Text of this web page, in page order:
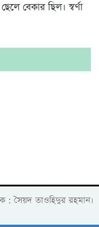
বেকার ছিল। স্বর্ণা
: সৈয়দ তাওহিদুর রহমান।